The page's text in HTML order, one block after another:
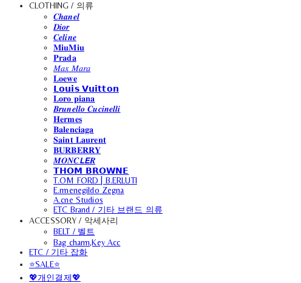
CLOTHING / 의류
𝑪𝒉𝒂𝒏𝒆𝒍
𝑫𝒊𝒐𝒓
𝑪𝒆𝒍𝒊𝒏𝒆
𝐌𝐢𝐮𝐌𝐢𝐮
𝐏𝐫𝐚𝐝𝐚
𝑀𝑎𝑥 𝑀𝑎𝑟𝑎
𝐋𝐨𝐞𝐰𝐞
𝗟𝗼𝘂𝗶𝘀 𝗩𝘂𝗶𝘁𝘁𝗼𝗻
𝐋𝐨𝐫𝐨 𝐩𝐢𝐚𝐧𝐚
𝑩𝒓𝒖𝒏𝒆𝒍𝒍𝒐 𝑪𝒖𝒄𝒊𝒏𝒆𝒍𝒍𝒊
𝐇𝐞𝐫𝐦𝐞𝐬
𝐁𝐚𝐥𝐞𝐧𝐜𝐢𝐚𝐠𝐚
𝐒𝐚𝐢𝐧𝐭 𝐋𝐚𝐮𝐫𝐞𝐧𝐭
𝐁𝐔𝐑𝐁𝐄𝐑𝐑𝐘
𝑴𝑶𝑵𝑪𝙇𝙀𝑹
𝗧𝗛𝗢𝗠 𝗕𝗥𝗢𝗪𝗡𝗘
T.OM FORD | B.ERLUTI
E.rmenegildo Zegna
A.cne Studios
ETC Brand / 기타 브랜드 의류
ACCESSORY / 악세사리
BELT / 벨트
Bag charm,Key Acc
ETC / 기타 잡화
⭐SALE⭐
💖개인결제💖